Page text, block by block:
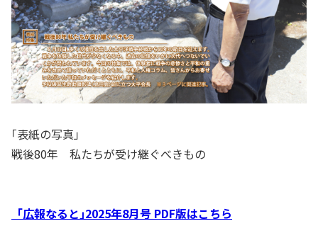
｢表紙の写真」
戦後80年 私たちが受け継ぐべきもの
「広報なると｣2025年8月号 PDF版はこちら